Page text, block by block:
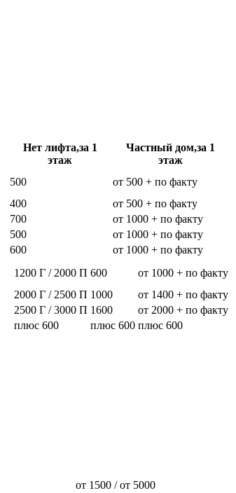
Нет лифта,за 1
этаж
Частный дом,за 1
этаж
500
от 500 + по факту
400
от 500 + по факту
700
от 1000 + по факту
500
от 1000 + по факту
600 от 1000 + по факту
1200 Г / 2000 П 600
от 1000 + по факту
2000 Г / 2500 П 1000
от 1400 + по факту
2500 Г / 3000 П 1600
от 2000 + по факту
плюс 600 плюс 600 плюс 600
от 1500 / от 5000